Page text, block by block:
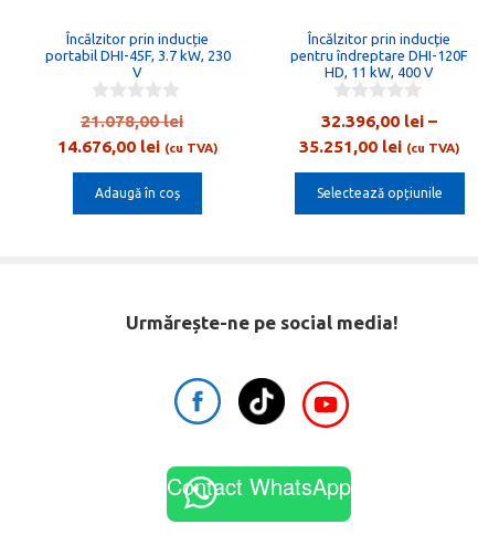
Încălzitor prin inducție
portabil DHI-45F, 3.7 kW, 230
V
0
o
u
f
5
21.078,00lei
inițial
a
14.676,00 leiPrețul
curent
este:
(cu TVA)
Adaugă în coș
Încălzitor prin inducție
pentru îndreptare DHI-120F
HD, 11 kW, 400 V
0
o
u
f
5
32.396,00 lei –
35.251,00 leiInterval
de
prețuri:
(cu TVA)
Selectează opțiunile
pot
în
produsului.
Urmărește-ne pe social media!
Contact WhatsApp